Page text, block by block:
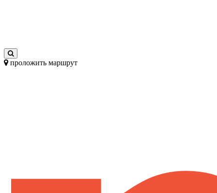
проложить маршрут